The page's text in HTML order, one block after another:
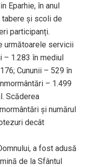
Eparhie, în anul
și scoli de
participanți.
următoarele servicii
– 1.283 în mediul
Cununii – 529 în
– 1.499
Scăderea
și numărul
decât
a fost adusă
de la Sfântul